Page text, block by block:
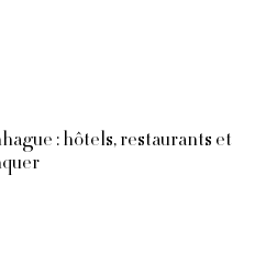
: hôtels, restaurants et